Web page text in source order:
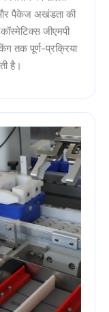
पैकेज अखंडता की
जीएमपी
तक पूर्ण-प्रक्रिया
है।